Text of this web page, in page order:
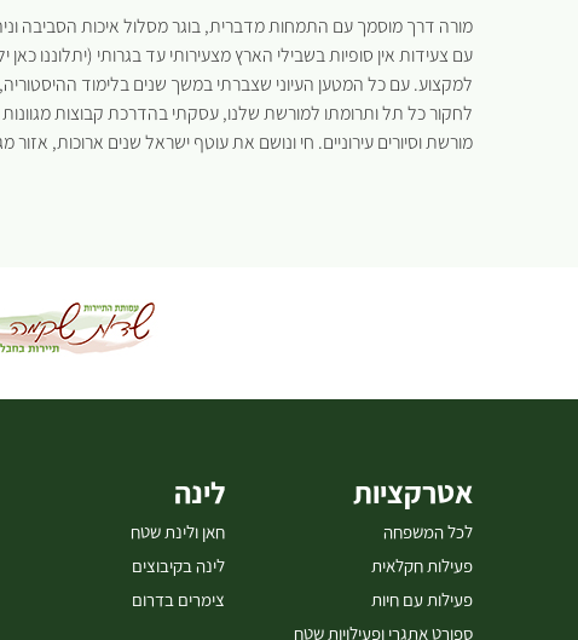
מורה דרך מוסמך עם התמחות מדברית, בוגר מסלול איכות הסביבה
למקצוע. עם כל המטען העיוני שצברתי במשך שנים בלימוד
לחקור כל תל ותרומתו למורשת שלנו, עסקתי בהדרכת קבוצות
מורשת וסיורים עירוניים. חי ונושם את עוטף ישראל שנים ארוכות, אזור
אטרקציות
לכל המשפחה
פעילות חקלאית
פעילות עם חיות
ספורט אתגרי ופעילויות שטח
לינה
חאן ולינת שטח
לינה בקיבוצים
צימרים בדרום